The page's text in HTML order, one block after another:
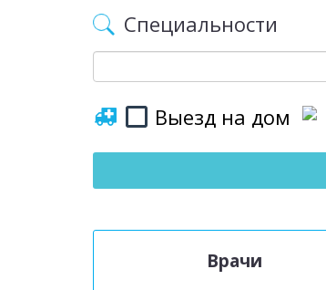
Специальности
Выезд на дом
Врачи